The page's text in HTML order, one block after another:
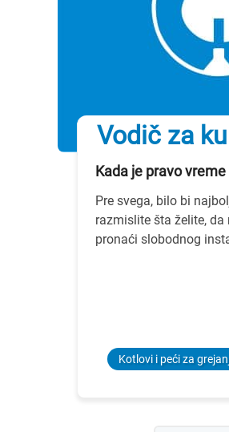
Vodič za
Kada je pravo
Pre svega, bilo bi
razmislite šta želite, da
pronaći slobodnog
Kotlovi i peći za